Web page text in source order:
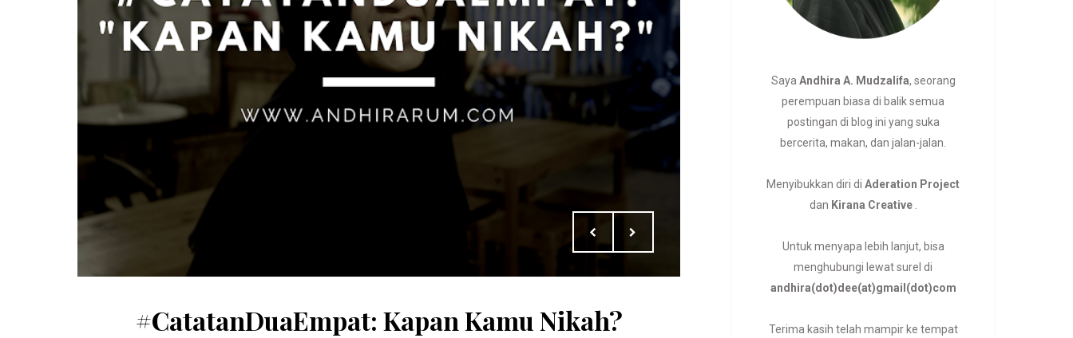
#CatatanDuaEmpat: Kapan Kamu Nikah?
Saya Andhira A. Mudzalifa, seorang
perempuan biasa di balik semua
postingan di blog ini yang suka
bercerita, makan, dan jalan-jalan.
Menyibukkan diri di Aderation Project
dan Kirana Creative
Untuk menyapa lebih lanjut, bisa
menghubungi lewat surel di
andhira(dot)dee(at)gmail(dot)com
Terima kasih telah mampir ke tempat